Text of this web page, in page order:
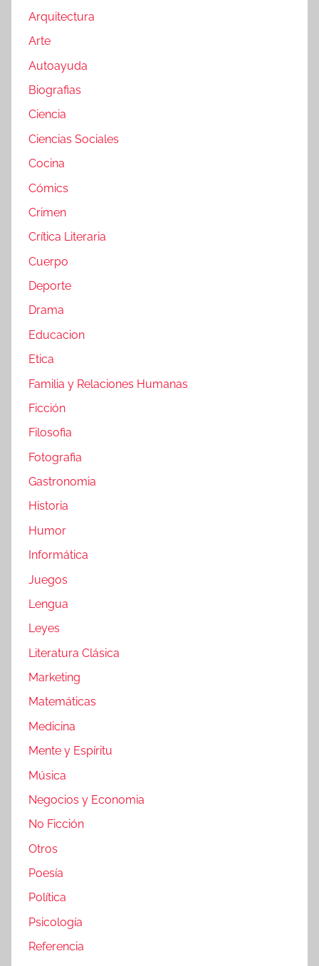
Arquitectura
Arte
Autoayuda
Biografias
Ciencia
Ciencias Sociales
Cocina
Cómics
Crimen
Crítica Literaria
Cuerpo
Deporte
Drama
Educacion
Etica
Familia y Relaciones Humanas
Ficción
Filosofia
Fotografia
Gastronomia
Historia
Humor
Informática
Juegos
Lengua
Leyes
Literatura Clásica
Marketing
Matemáticas
Medicina
Mente y Espíritu
Música
Negocios y Economia
No Ficción
Otros
Poesía
Política
Psicología
Referencia